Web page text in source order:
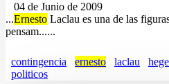
04 de Junio de 2009
...Ernesto Laclau es una de las
pensam......
contingencia ernesto laclau
politicos